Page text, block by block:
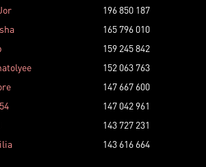
196 850 187
165 796 010
159 245 842
152 063 763
147 667 600
147 042 961
143 727 231
143 616 664